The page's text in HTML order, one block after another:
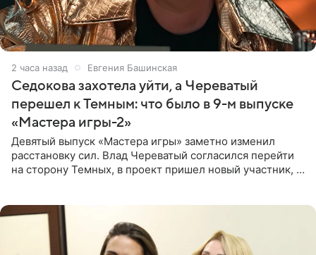
2 часа назад Евгения Башинская
Седокова захотела уйти, а Череватый
перешел к Темным: что было в 9-м выпуске
«Мастера игры-2»
Девятый выпуск «Мастера игры» заметно изменил
расстановку сил. Влад Череватый согласился перейти
на сторону Темных, в проект пришел новый участник, а